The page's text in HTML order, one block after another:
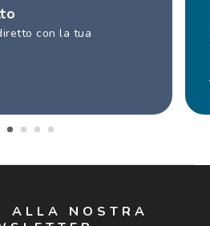
con la tua
ALLA NOSTRA